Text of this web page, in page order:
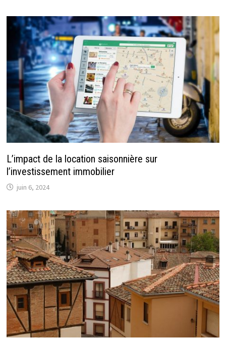
L’impact de la location saisonnière sur
l’investissement immobilier
juin 6, 2024